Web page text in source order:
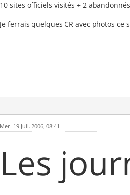
10 sites officiels visités + 2
Je ferrais quelques CR avec photos
Mer. 19 Juil. 2006, 08:41
Les